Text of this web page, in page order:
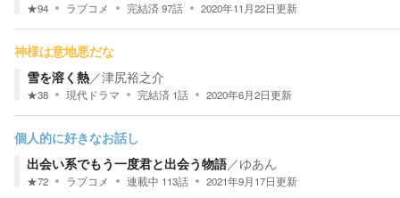
★94 ラブコメ 完結済97話 2020年11月22日更新
神様は意地悪だな
雪を溶く熱／津尻裕之介
★38 現代ドラマ 完結済 1話 2020年6月2日更新
個人的に好きなお話し
出会い系でもう一度君と出会う物語／ゆあん
★72 ラブコメ 連載中 113話 2021年9月17日更新